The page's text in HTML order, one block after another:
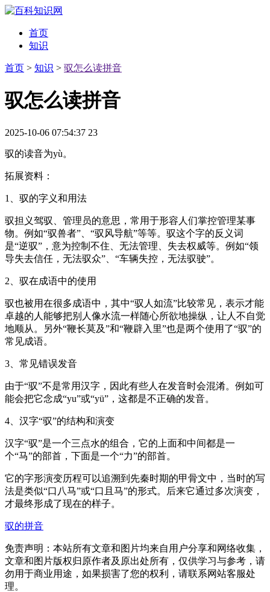
首页
知识
首页 > 知识 > 驭怎么读拼音
驭怎么读拼音
2025-10-06 07:54:37 23
驭的读音为yù。
拓展资料：
1、驭的字义和用法
驭担义驾驭、管理员的意思，常用于形容人们掌控管理某事
物。例如“驭兽者”、“驭风导航”等等。驭这个字的反义词
是“逆驭”，意为控制不住、无法管理、失去权威等。例如“领
导失去信任，无法驭众”、“车辆失控，无法驭驶”。
2、驭在成语中的使用
驭也被用在很多成语中，其中“驭人如流”比较常见，表示才能
卓越的人能够把别人像水流一样随心所欲地操纵，让人不自觉
地顺从。另外“鞭长莫及”和“鞭辟入里”也是两个使用了“驭”的
常见成语。
3、常见错误发音
由于“驭”不是常用汉字，因此有些人在发音时会混淆。例如可
能会把它念成“yu”或“yü”，这都是不正确的发音。
4、汉字“驭”的结构和演变
汉字“驭”是一个三点水的组合，它的上面和中间都是一
个“马”的部首，下面是一个“力”的部首。
它的字形演变历程可以追溯到先秦时期的甲骨文中，当时的写
法是类似“口八马”或“口且马”的形式。后来它通过多次演变，
才最终形成了现在的样子。
驭的拼音
免责声明：本站所有文章和图片均来自用户分享和网络收集，
文章和图片版权归原作者及原出处所有，仅供学习与参考，请
勿用于商业用途，如果损害了您的权利，请联系网站客服处
理。